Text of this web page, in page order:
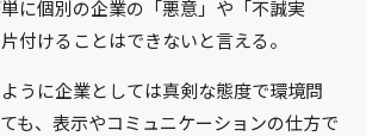
に個別の企業の「悪意」や「不誠実
付けることはできないと言える。
うに企業としては真剣な態度で環境問
も、表示やコミュニケーションの仕方で